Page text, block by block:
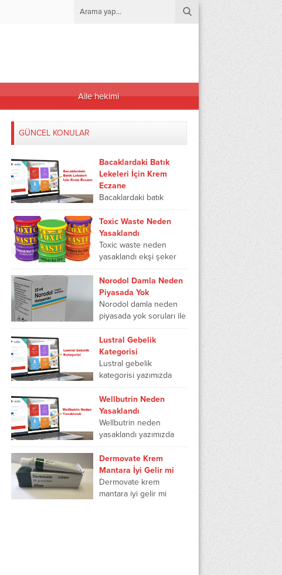
Aile hekimi
GÜNCEL KONULAR
Bacaklardaki Batık
Lekeleri İçin Krem
Eczane
Bacaklardaki batık
lekeleri için krem
eczane yazımızda batık
lekeleri nasıl geçer,
batık lekeleri nedir ve
batık sonrası oluşan
lekeler gibi...
Toxic Waste Neden
Yasaklandı
Toxic waste neden
yasaklandı ekşi şeker
seven kişilerce merak
edilmektedir. Toxic
Waste ekşi şeker olarak
bilinmektedir. Ekşiliği
sebebi ile ün...
Norodol Damla Neden
Piyasada Yok
Norodol damla neden
piyasada yok soruları ile
de gündeme gelen bu
ilaç, psikiyatri uzmanları
tarafından reçete edilir.
Antipsikotik kullanımı
giderek...
Lustral Gebelik
Kategorisi
Lustral gebelik
kategorisi yazımızda
kategori a, kategori b,
kategori c, kategori d,
kategori x ve lustral
hamilelik kategorisi gibi
sorularınızın...
Wellbutrin Neden
Yasaklandı
Wellbutrin neden
yasaklandı yazımızda
wellbutrin yasaklandı mı,
wellbutrın xl 300 mg
yasak mıdır, wellbutrin xl
hangi hastalıkta kullanılır
ve wellbutrin...
Dermovate Krem
Mantara İyi Gelir mi
Dermovate krem
mantara iyi gelir mi